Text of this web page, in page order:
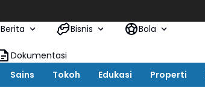
Berita Bisnis Bola
Dokumentasi
Sains Tokoh Edukasi Properti